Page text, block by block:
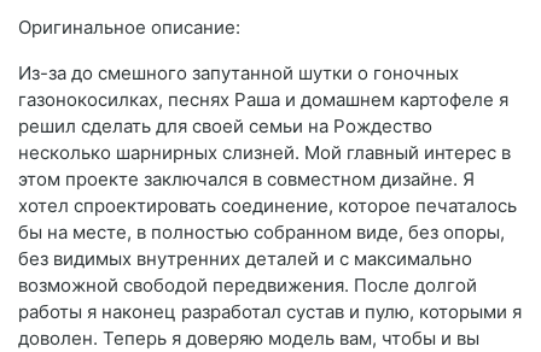
Оригинальное описание:
Из-за до смешного запутанной шутки о гоночных
газонокосилках, песнях Раша и домашнем картофеле я
решил сделать для своей семьи на Рождество
несколько шарнирных слизней. Мой главный интерес в
этом проекте заключался в совместном дизайне. Я
хотел спроектировать соединение, которое печаталось
бы на месте, в полностью собранном виде, без опоры,
без видимых внутренних деталей и с максимально
возможной свободой передвижения. После долгой
работы я наконец разработал сустав и пулю, которыми я
доволен. Теперь я доверяю модель вам, чтобы и вы